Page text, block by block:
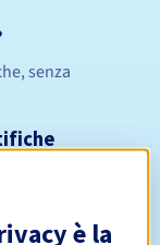
senza
è la